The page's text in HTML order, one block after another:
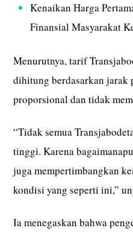
Kenaikan Harga
Finansial Masyarakat
Menurutnya, tarif
dihitung berdasarkan jarak
proporsional dan tidak
“Tidak semua
tinggi. Karena
juga mempertimbangkan
kondisi yang seperti ini,”
Ia menegaskan bahwa